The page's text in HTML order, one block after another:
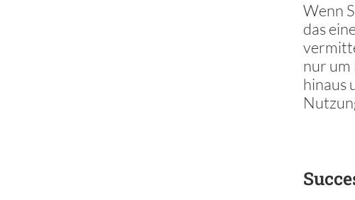
Wenn
das
nur um
hinaus